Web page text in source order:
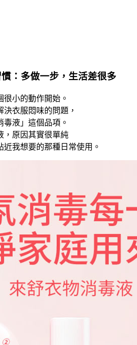
：多做一步，生活差很多
小的動作開始。
衣服悶味的問題，
液」這個品項。
，原因其實很單純
我想要的那種日常使用。